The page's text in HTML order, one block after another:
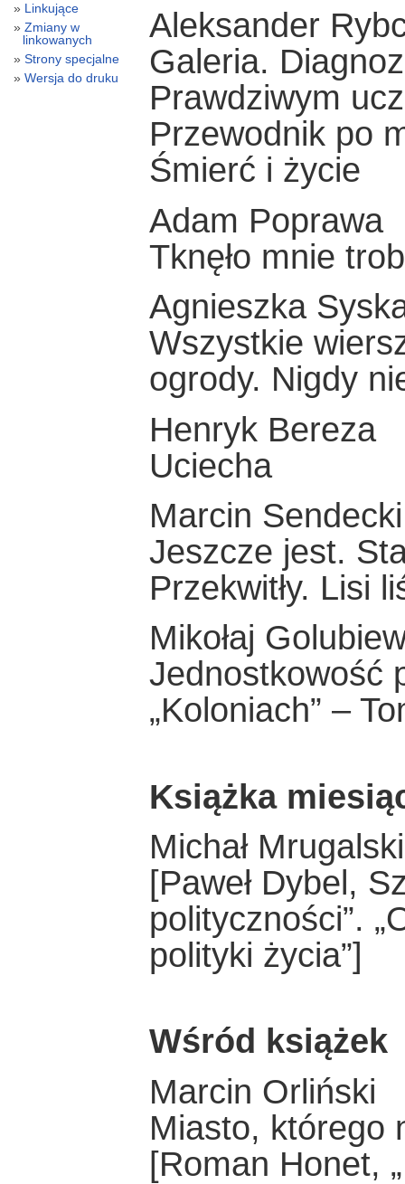
Aleksander
Galeria.
Prawdziwym
Przewodnik po
Śmierć i życie
Adam Poprawa
Tknęło mnie
Agnieszka
Wszystkie
ogrody. Nigdy
Henryk Bereza
Uciecha
Marcin Sendecki
Jeszcze jest.
Przekwitły. Lisi
Mikołaj
Jednostkowość
„Koloniach” –
Książka
Michał
[Paweł Dybel,
polityczności”.
polityki życia”]
Wśród książek
Marcin Orliński
Miasto, którego
[Roman Honet,
Linkujące
Zmiany w
linkowanych
Strony specjalne
Wersja do druku